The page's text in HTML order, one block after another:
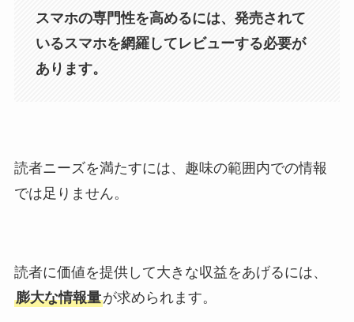
スマホの専門性を高めるには、発売されて
いるスマホを網羅してレビューする必要が
あります。
読者ニーズを満たすには、趣味の範囲内での情報
では足りません。
読者に価値を提供して大きな収益をあげるには、
膨大な情報量が求められます。